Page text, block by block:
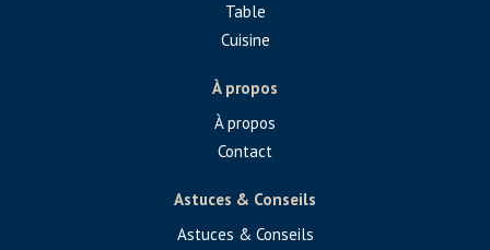
Table
Cuisine
À propos
À propos
Contact
Astuces & Conseils
Astuces & Conseils